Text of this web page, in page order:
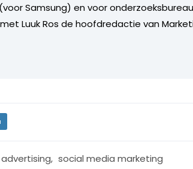
Samsung) en voor onderzoeksbureau
Luuk Ros de hoofdredactie van
, social media marketing